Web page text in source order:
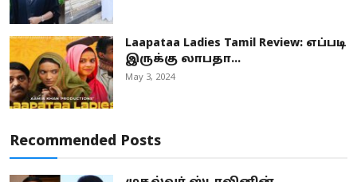
Laapataa Ladies Tamil Review: எப்படி
இருக்கு லாபதா...
May 3, 2024
Recommended Posts